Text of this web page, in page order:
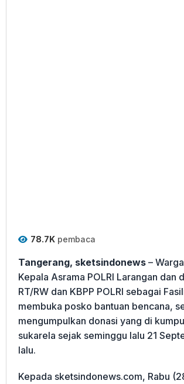
78.7K pembaca
Tangerang, sketsindonews –
Kepala Asrama POLRI Larangan dan
RT/RW dan KBPP POLRI sebagai
membuka posko bantuan bencana,
mengumpulkan donasi yang di
sukarela sejak seminggu lalu 21
lalu.
Kepada sketsindonews.com, Rabu